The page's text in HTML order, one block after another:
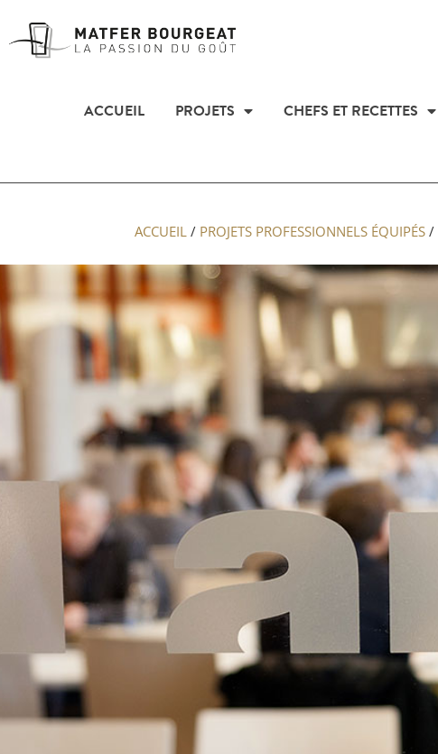
ACCUEIL PROJETS CHEFS ET RECETTES
ACCUEIL / PROJETS PROFESSIONNELS ÉQUIPÉS /